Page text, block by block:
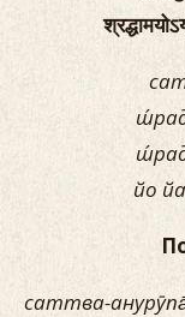
йо
саттва-